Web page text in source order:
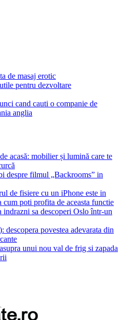
de masaj erotic
pentru dezvoltare
cand cauti o companie de
acasă: mobilier și lumină care te
despre filmul „Backrooms” in
de fisiere cu un iPhone este in
cum poti profita de aceasta functie
sa descoperi Oslo într-un
povestea adevarata din
unui nou val de frig si zapada